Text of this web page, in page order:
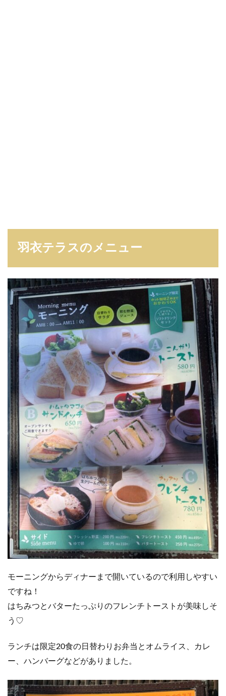
羽衣テラスのメニュー
モーニングからディナーまで開いているので利用しやすい
ですね！
はちみつとバターたっぷりのフレンチトーストが美味しそ
う♡
ランチは限定20食の日替わりお弁当とオムライス、カレ
ー、ハンバーグなどがありました。